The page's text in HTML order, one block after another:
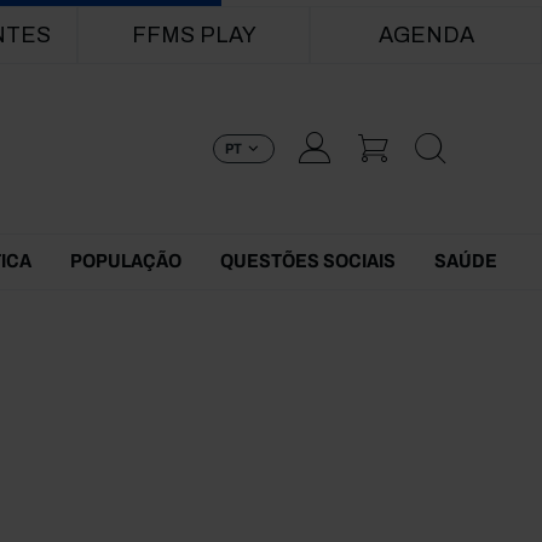
FFMS PLAY AGENDA
PT
POPULAÇÃO QUESTÕES SOCIAIS SAÚDE